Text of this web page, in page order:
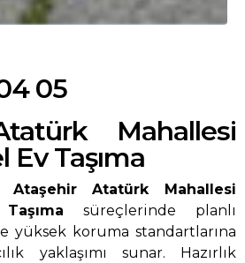
05
Mahallesi
Taşıma
Ataşehir Atatürk Mahallesi
süreçlerinde planlı
yüksek koruma standartlarına
yaklaşımı sunar. Hazırlık